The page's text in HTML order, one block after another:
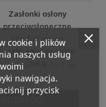
Zasłonki osłony
przeciwsłoneczne
Skoda Fabia II
5dr (2006-
200,49 zł Brutto
od 1 do 2 dni
roboczych
cookie i plików
naszych usług
nawigacja.
przycisk